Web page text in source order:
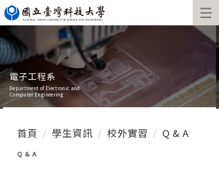
跳
到
主
要
內
容
區
電子工程系
Department of Electronic and
Computer Engineering
首頁 學生資訊 校外實習 Q & A
Q & A